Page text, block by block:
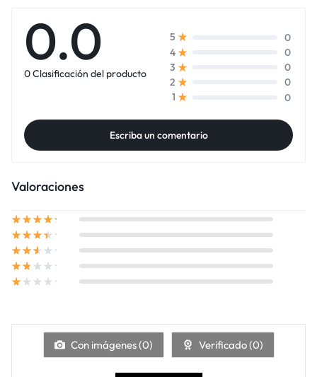
0.0
0 Clasificación del producto
5
0
4
0
3
0
2
0
1
0
Escriba un comentario
Valoraciones
Con imágenes (0) Verificado (0)